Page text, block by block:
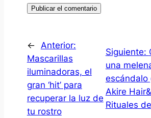
← Anterior:
Mascarillas
iluminadoras, el
gran ‘hit’ para
recuperar la luz de
tu rostro
Siguiente:
una
escándalo
Akire
Rituales